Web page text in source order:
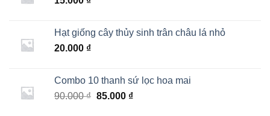
Hạt giống cây thủy sinh trân châu lá nhỏ
20.000 ₫
Combo 10 thanh sứ lọc hoa mai
90.000₫ Giá
85.000 ₫Giá